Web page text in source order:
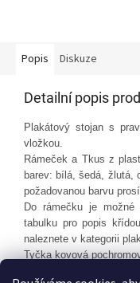
Popis Diskuze
Detailní popis
Plakátový stojan s
vložkou.
Rámeček a Tkus z
barev: bílá, šedá, žlutá,
požadovanou barvu
Do rámečku je
tabulku pro popis
naleznete v kategorii
Tyčka kovová